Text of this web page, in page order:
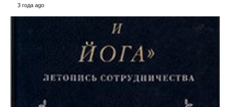
3 года ago